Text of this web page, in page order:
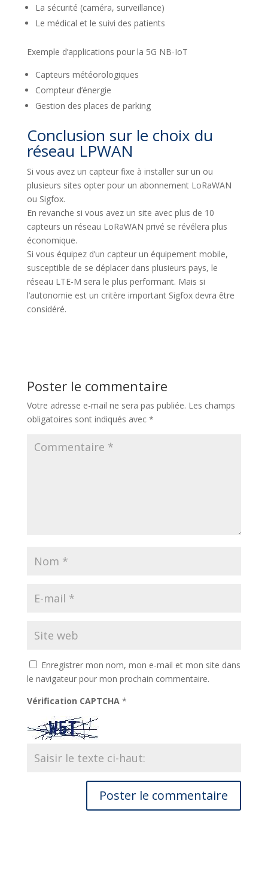
La sécurité (caméra, surveillance)
Le médical et le suivi des patients
Exemple d’applications pour la 5G NB-IoT
Capteurs météorologiques
Compteur d’énergie
Gestion des places de parking
Conclusion sur le choix du
réseau LPWAN
Si vous avez un capteur fixe à installer sur un ou
plusieurs sites opter pour un abonnement LoRaWAN
ou Sigfox.
En revanche si vous avez un site avec plus de 10
capteurs un réseau LoRaWAN privé se révélera plus
économique.
Si vous équipez d’un capteur un équipement mobile,
susceptible de se déplacer dans plusieurs pays, le
réseau LTE-M sera le plus performant. Mais si
l’autonomie est un critère important Sigfox devra être
considéré.
Poster le commentaire
Votre adresse e-mail ne sera pas publiée. Les champs
obligatoires sont indiqués avec *
Enregistrer mon nom, mon e-mail et mon site dans
le navigateur pour mon prochain commentaire.
Vérification CAPTCHA *